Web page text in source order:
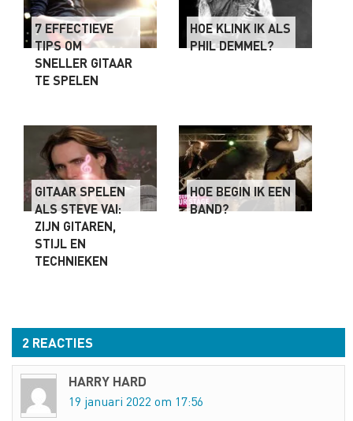
7 EFFECTIEVE
TIPS OM
SNELLER GITAAR
TE SPELEN
HOE KLINK IK ALS
PHIL DEMMEL?
GITAAR SPELEN
ALS STEVE VAI:
ZIJN GITAREN,
STIJL EN
TECHNIEKEN
HOE BEGIN IK EEN
BAND?
2 REACTIES
HARRY HARD
19 januari 2022 om 17:56